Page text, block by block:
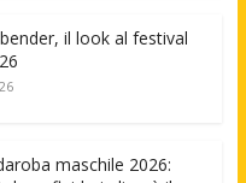
il look al festival
maschile 2026: